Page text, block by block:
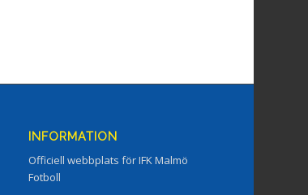
INFORMATION
Officiell webbplats för IFK Malmö
Fotboll